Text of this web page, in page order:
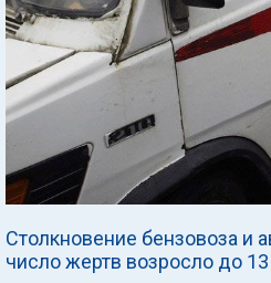
Столкновение бензовоза и
число жертв возросло до 13